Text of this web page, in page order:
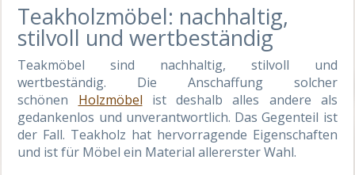
Teakholzmöbel: nachhaltig,
stilvoll und wertbeständig
Teakmöbel sind nachhaltig, stilvoll und
wertbeständig. Die Anschaffung solcher
schönen Holzmöbel ist deshalb alles andere als
gedankenlos und unverantwortlich. Das Gegenteil ist
der Fall. Teakholz hat hervorragende Eigenschaften
und ist für Möbel ein Material allererster Wahl.